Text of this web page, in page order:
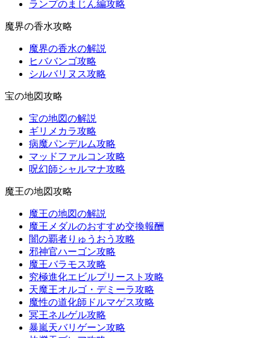
ランプのまじん編攻略
魔界の香水攻略
魔界の香水の解説
ヒババンゴ攻略
シルバリヌス攻略
宝の地図攻略
宝の地図の解説
ギリメカラ攻略
病魔パンデルム攻略
マッドファルコン攻略
呪幻師シャルマナ攻略
魔王の地図攻略
魔王の地図の解説
魔王メダルのおすすめ交換報酬
闇の覇者りゅうおう攻略
邪神官ハーゴン攻略
魔王バラモス攻略
究極進化エビルプリースト攻略
天魔王オルゴ・デミーラ攻略
魔性の道化師ドルマゲス攻略
冥王ネルゲル攻略
暴嵐天バリゲーン攻略